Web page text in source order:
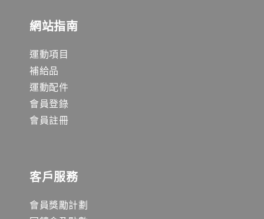
網站指南
運動項目
補給品
運動配件
會員登錄
會員註冊
客戶服務
會員獎勵計劃